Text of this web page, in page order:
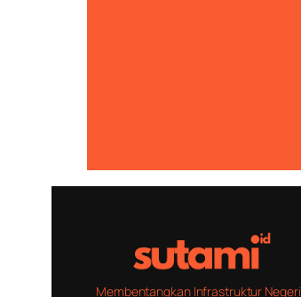
Membentangkan Infrastruktur Negeri